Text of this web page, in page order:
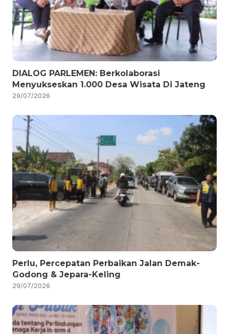
DIALOG PARLEMEN: Berkolaborasi
Menyukseskan 1.000 Desa Wisata Di Jateng
29/07/2026
Perlu, Percepatan Perbaikan Jalan Demak-
Godong & Jepara-Keling
29/07/2026